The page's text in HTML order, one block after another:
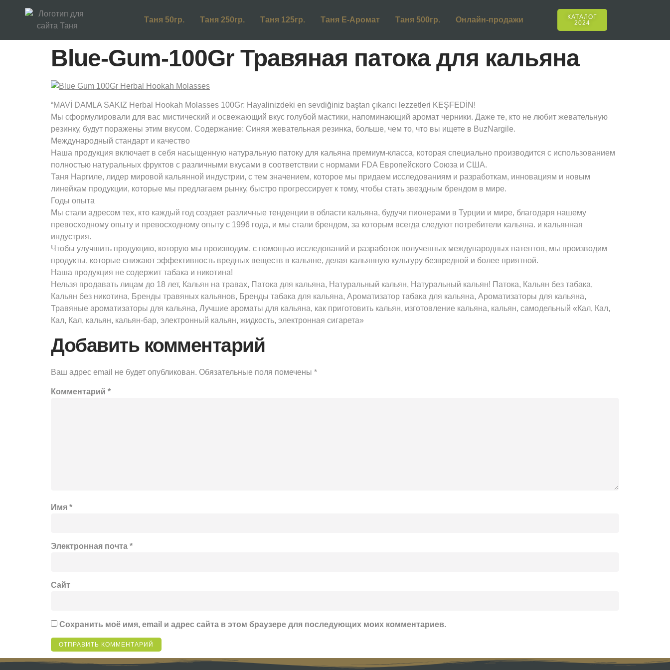
Таня 50гр. Таня 250гр. Таня 125гр. Таня Е-Аромат Таня 500гр. Онлайн-продажи
КАТАЛОГ
2024
Blue-Gum-100Gr Травяная патока для кальяна
“MAVİ DAMLA SAKIZ Herbal Hookah Molasses 100Gr: Hayalinizdeki en sevdiğiniz baştan çıkarıcı lezzetleri KEŞFEDİN!
Мы сформулировали для вас мистический и освежающий вкус голубой мастики, напоминающий аромат черники. Даже те, кто не любит жевательную
резинку, будут поражены этим вкусом. Содержание: Синяя жевательная резинка, больше, чем то, что вы ищете в BuzNargile.
Международный стандарт и качество
Наша продукция включает в себя насыщенную натуральную патоку для кальяна премиум-класса, которая специально производится с использованием
полностью натуральных фруктов с различными вкусами в соответствии с нормами FDA Европейского Союза и США.
Таня Наргиле, лидер мировой кальянной индустрии, с тем значением, которое мы придаем исследованиям и разработкам, инновациям и новым
линейкам продукции, которые мы предлагаем рынку, быстро прогрессирует к тому, чтобы стать звездным брендом в мире.
Годы опыта
Мы стали адресом тех, кто каждый год создает различные тенденции в области кальяна, будучи пионерами в Турции и мире, благодаря нашему
превосходному опыту и превосходному опыту с 1996 года, и мы стали брендом, за которым всегда следуют потребители кальяна. и кальянная
индустрия.
Чтобы улучшить продукцию, которую мы производим, с помощью исследований и разработок полученных международных патентов, мы производим
продукты, которые снижают эффективность вредных веществ в кальяне, делая кальянную культуру безвредной и более приятной.
Наша продукция не содержит табака и никотина!
Нельзя продавать лицам до 18 лет, Кальян на травах, Патока для кальяна, Натуральный кальян, Натуральный кальян! Патока, Кальян без табака,
Кальян без никотина, Бренды травяных кальянов, Бренды табака для кальяна, Ароматизатор табака для кальяна, Ароматизаторы для кальяна,
Травяные ароматизаторы для кальяна, Лучшие ароматы для кальяна, как приготовить кальян, изготовление кальяна, кальян, самодельный «Кал, Кал,
Кал, Кал, кальян, кальян-бар, электронный кальян, жидкость, электронная сигарета»
Добавить комментарий
Ваш адрес email не будет опубликован. Обязательные поля помечены *
Комментарий *
Имя *
Электронная почта *
Сайт
Сохранить моё имя, email и адрес сайта в этом браузере для последующих моих комментариев.